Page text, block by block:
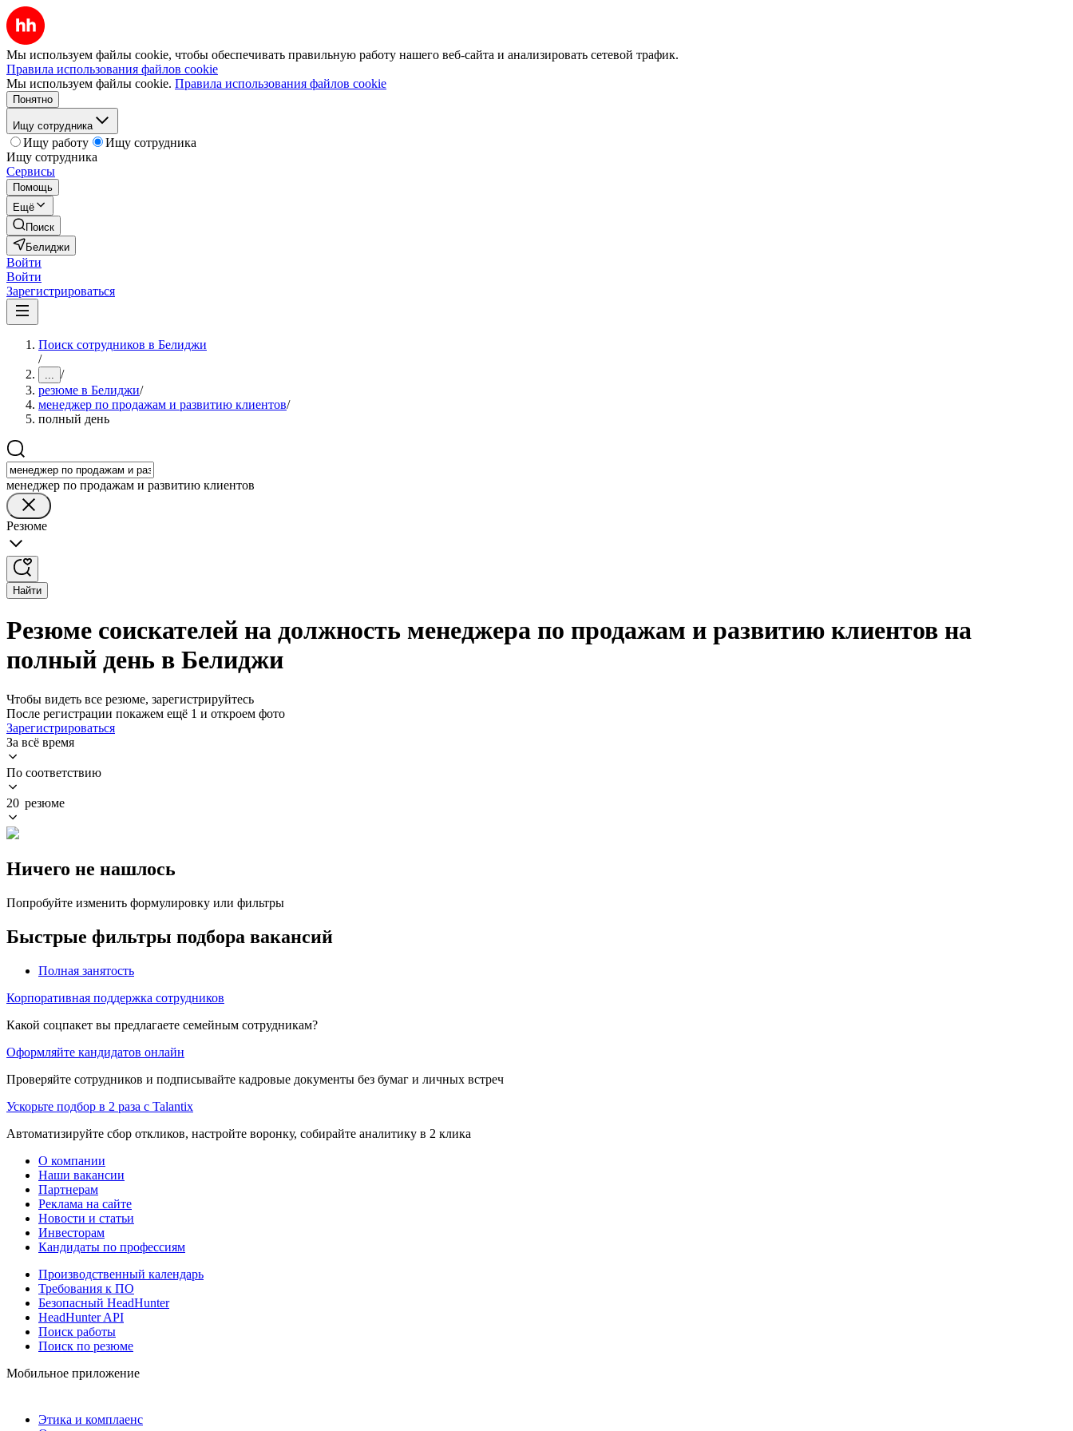
Мы используем файлы cookie, чтобы обеспечивать правильную работу нашего веб-сайта и анализировать сетевой трафик.
Правила использования файлов cookie
Мы используем файлы cookie. Правила использования файлов cookie
Понятно
Ищу сотрудника
Ищу работу
Ищу сотрудника
Ищу сотрудника
Сервисы
Помощь
Ещё
Поиск
Белиджи
Войти
Войти
Зарегистрироваться
Поиск сотрудников в Белиджи
/
... /
резюме в Белиджи/
менеджер по продажам и развитию клиентов/
полный день
менеджер по продажам и развитию клиентов
Резюме
Найти
Резюме соискателей на должность менеджера по продажам и развитию клиентов на
полный день в Белиджи
Чтобы видеть все резюме, зарегистрируйтесь
После регистрации покажем ещё 1 и откроем фото
Зарегистрироваться
За всё время
По соответствию
20 резюме
Ничего не нашлось
Попробуйте изменить формулировку или фильтры
Быстрые фильтры подбора вакансий
Полная занятость
Корпоративная поддержка сотрудников
Какой соцпакет вы предлагаете семейным сотрудникам?
Оформляйте кандидатов онлайн
Проверяйте сотрудников и подписывайте кадровые документы без бумаг и личных встреч
Ускорьте подбор в 2 раза с Talantix
Автоматизируйте сбор откликов, настройте воронку, собирайте аналитику в 2 клика
О компании
Наши вакансии
Партнерам
Реклама на сайте
Новости и статьи
Инвесторам
Кандидаты по профессиям
Производственный календарь
Требования к ПО
Безопасный HeadHunter
HeadHunter API
Поиск работы
Поиск по резюме
Мобильное приложение
Этика и комплаенс